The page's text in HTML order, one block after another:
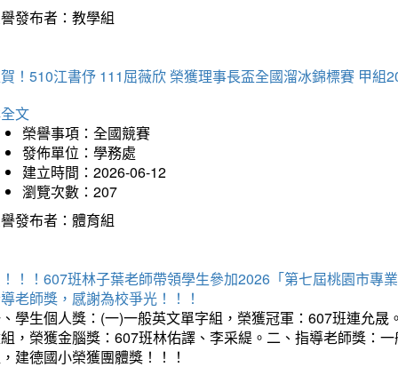
發布者：教學組
！510江書伃 111屈薇欣 榮獲理事長盃全國溜冰錦標賽 甲組
文
榮譽事項：全國競賽
發佈單位：學務處
建立時間：2026-06-12
瀏覽次數：207
發布者：體育組
！！607班林子葉老師帶領學生參加2026「第七屆桃園市專
老師獎，感謝為校爭光！！！
學生個人獎：(一)一般英文單字組，榮獲冠軍：607班連允
，榮獲金腦獎：607班林佑譯、李采緹。二、指導老師獎：
建德國小榮獲團體獎！！！